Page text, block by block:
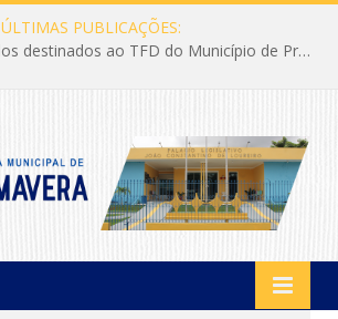
ÚLTIMAS PUBLICAÇÕES:
Entrega dos veículos destinados ao TFD do Município de Primavera